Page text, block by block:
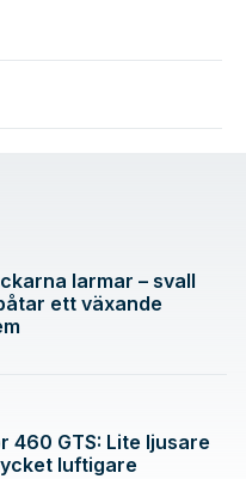
larmar – svall
ett växande
460 GTS: Lite ljusare
luftigare